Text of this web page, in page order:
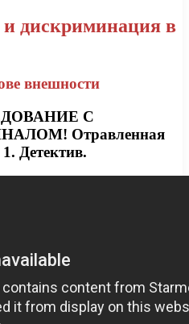
и дискриминация в
внешности
С
Отравленная
Детектив.